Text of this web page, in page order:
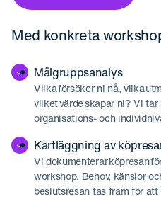
Med konkreta
Målgruppsanalys
Vilka försöker ni nå, vilka
vilket värde skapar ni? Vi
organisations- och
Kartläggning av
Vi dokumenterar köpresan
workshop. Behov, känslor
beslutsresan tas fram för att